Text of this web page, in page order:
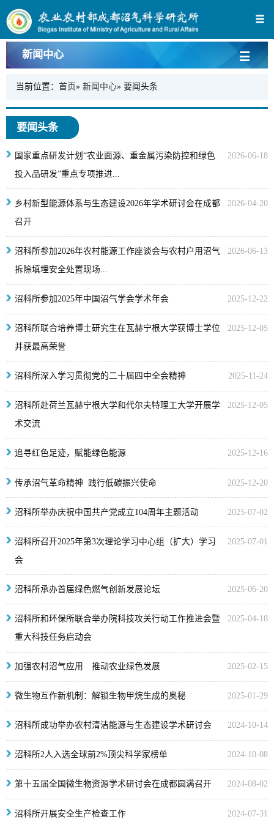
新闻中心
当前位置： 首页» 新闻中心» 要闻头条
要闻头条
2026-06-18
国家重点研发计划“农业面源、重金属污染防控和绿色
投入品研发”重点专项推进...
2026-04-20
乡村新型能源体系与生态建设2026年学术研讨会在成都
召开
2026-06-13
沼科所参加2026年农村能源工作座谈会与农村户用沼气
拆除填埋安全处置现场...
2025-12-22
沼科所参加2025年中国沼气学会学术年会
2025-12-05
沼科所联合培养博士研究生在瓦赫宁根大学获博士学位
并获最高荣誉
2025-11-24
沼科所深入学习贯彻党的二十届四中全会精神
2025-12-05
沼科所赴荷兰瓦赫宁根大学和代尔夫特理工大学开展学
术交流
2025-12-16
追寻红色足迹，赋能绿色能源
2025-12-20
传承沼气革命精神 践行低碳振兴使命
2025-07-02
沼科所举办庆祝中国共产党成立104周年主题活动
2025-07-01
沼科所召开2025年第3次理论学习中心组（扩大）学习
会
2025-06-20
沼科所承办首届绿色燃气创新发展论坛
2025-04-18
沼科所和环保所联合举办院科技攻关行动工作推进会暨
重大科技任务启动会
2025-02-15
加强农村沼气应用 推动农业绿色发展
2025-01-29
微生物互作新机制：解锁生物甲烷生成的奥秘
2024-10-14
沼科所成功举办农村清洁能源与生态建设学术研讨会
2024-10-08
​沼科所2人入选全球前2%顶尖科学家榜单
2024-08-02
第十五届全国微生物资源学术研讨会在成都圆满召开
2024-07-31
沼科所开展安全生产检查工作